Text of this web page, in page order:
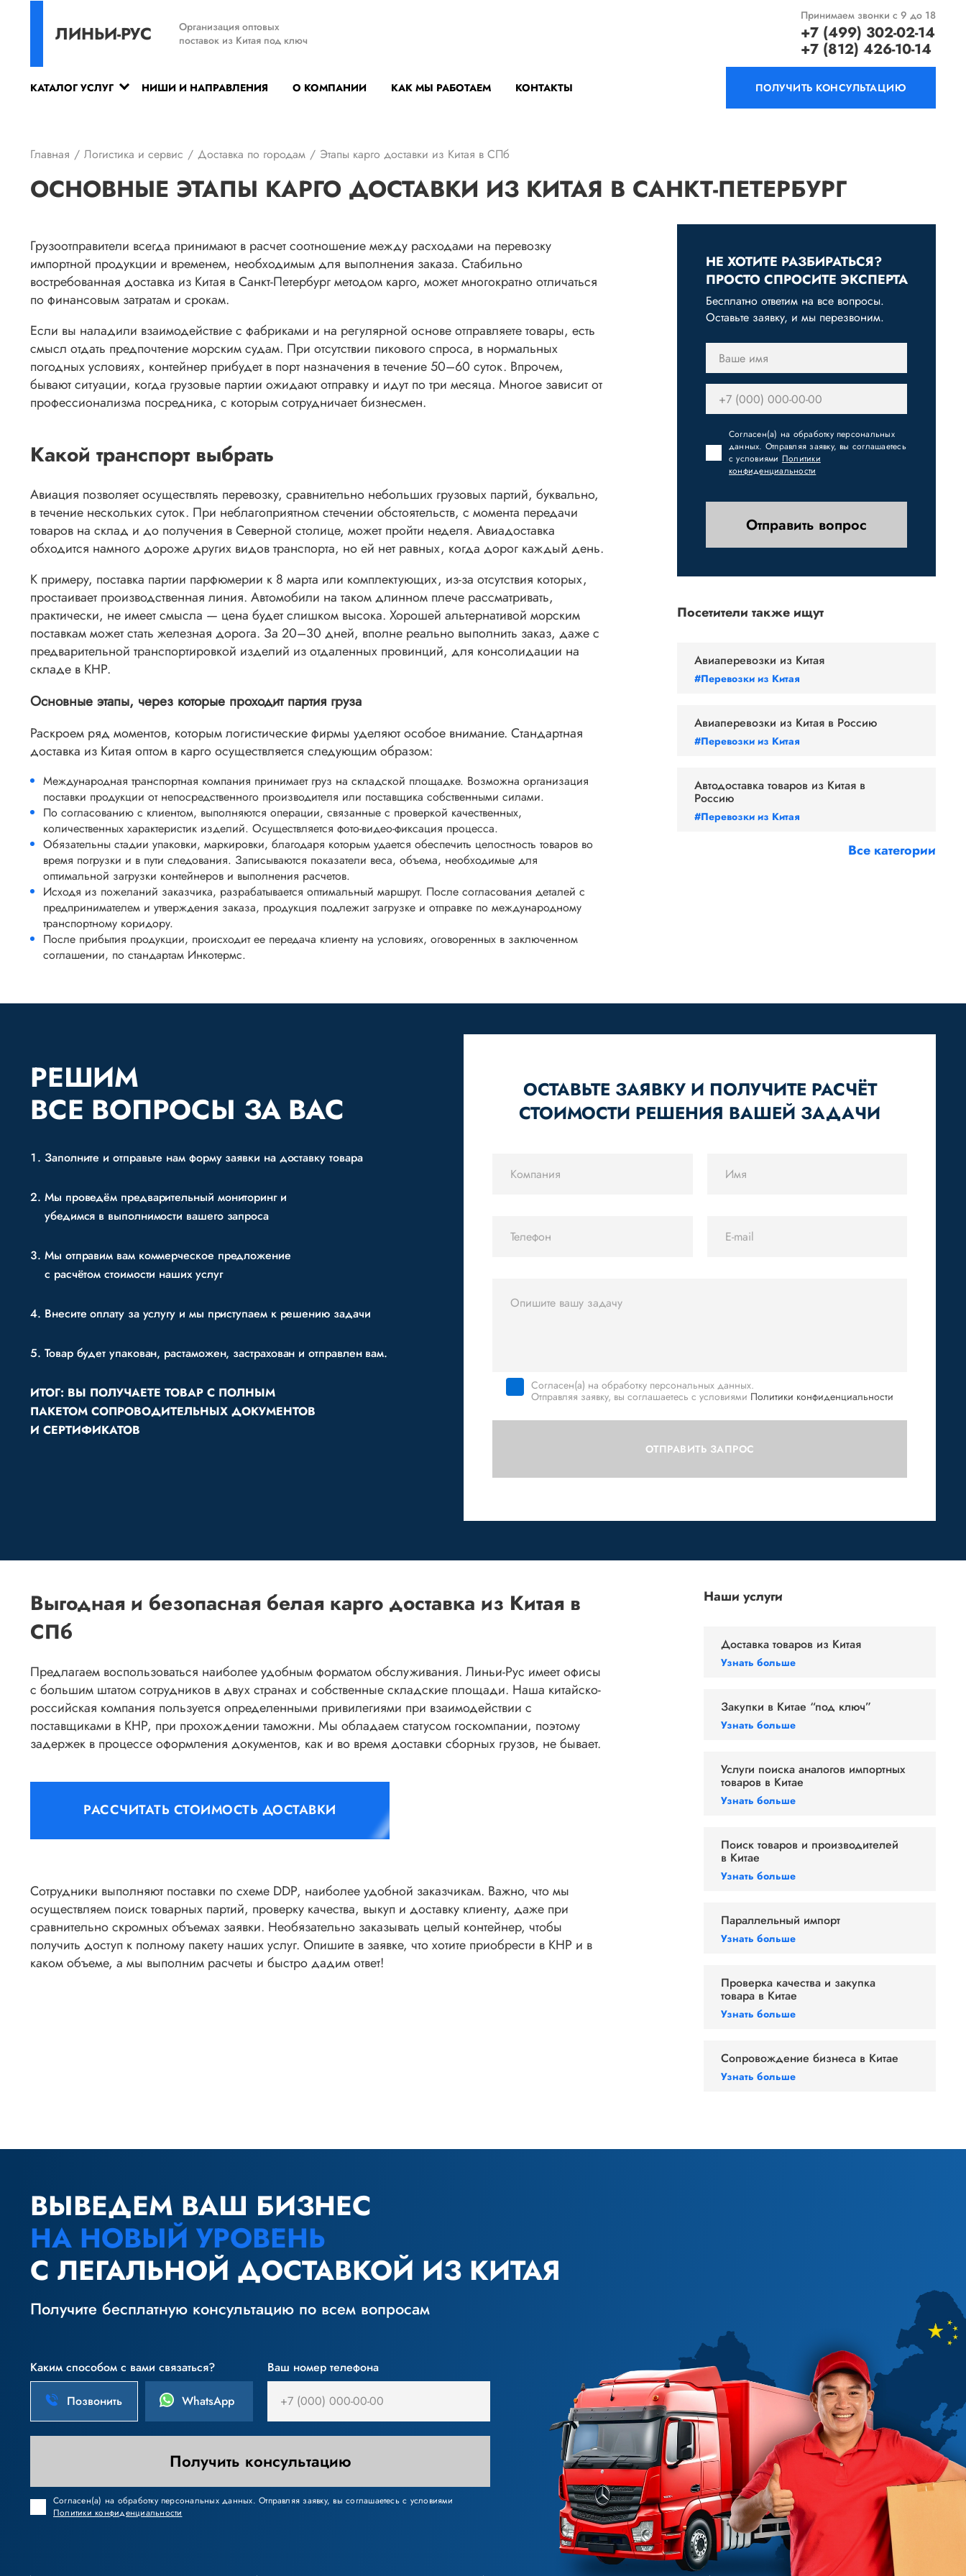
ЛИНЬИ-РУС
Организация оптовых
поставок из Китая под ключ
Принимаем звонки с 9 до 18
+7 (499) 302-02-14
+7 (812) 426-10-14
КАТАЛОГ УСЛУГ НИШИ И НАПРАВЛЕНИЯ О КОМПАНИИ КАК МЫ РАБОТАЕМ КОНТАКТЫ ПОЛУЧИТЬ КОНСУЛЬТАЦИЮ
Главная Логистика и сервис Доставка по городам Этапы карго доставки из Китая в СПб
ОСНОВНЫЕ ЭТАПЫ КАРГО ДОСТАВКИ ИЗ КИТАЯ В САНКТ-ПЕТЕРБУРГ
Грузоотправители всегда принимают в расчет соотношение между расходами на перевозку
импортной продукции и временем, необходимым для выполнения заказа. Стабильно
востребованная доставка из Китая в Санкт-Петербург методом карго, может многократно отличаться
по финансовым затратам и срокам.
Если вы наладили взаимодействие с фабриками и на регулярной основе отправляете товары, есть
смысл отдать предпочтение морским судам. При отсутствии пикового спроса, в нормальных
погодных условиях, контейнер прибудет в порт назначения в течение 50–60 суток. Впрочем,
бывают ситуации, когда грузовые партии ожидают отправку и идут по три месяца. Многое зависит от
профессионализма посредника, с которым сотрудничает бизнесмен.
Какой транспорт выбрать
Авиация позволяет осуществлять перевозку, сравнительно небольших грузовых партий, буквально,
в течение нескольких суток. При неблагоприятном стечении обстоятельств, с момента передачи
товаров на склад и до получения в Северной столице, может пройти неделя. Авиадоставка
обходится намного дороже других видов транспорта, но ей нет равных, когда дорог каждый день.
К примеру, поставка партии парфюмерии к 8 марта или комплектующих, из-за отсутствия которых,
простаивает производственная линия. Автомобили на таком длинном плече рассматривать,
практически, не имеет смысла — цена будет слишком высока. Хорошей альтернативой морским
поставкам может стать железная дорога. За 20–30 дней, вполне реально выполнить заказ, даже с
предварительной транспортировкой изделий из отдаленных провинций, для консолидации на
складе в КНР.
Основные этапы, через которые проходит партия груза
Раскроем ряд моментов, которым логистические фирмы уделяют особое внимание. Стандартная
доставка из Китая оптом в карго осуществляется следующим образом:
Международная транспортная компания принимает груз на складской площадке. Возможна организация
поставки продукции от непосредственного производителя или поставщика собственными силами.
По согласованию с клиентом, выполняются операции, связанные с проверкой качественных,
количественных характеристик изделий. Осуществляется фото-видео-фиксация процесса.
Обязательны стадии упаковки, маркировки, благодаря которым удается обеспечить целостность товаров во
время погрузки и в пути следования. Записываются показатели веса, объема, необходимые для
оптимальной загрузки контейнеров и выполнения расчетов.
Исходя из пожеланий заказчика, разрабатывается оптимальный маршрут. После согласования деталей с
предпринимателем и утверждения заказа, продукция подлежит загрузке и отправке по международному
транспортному коридору.
После прибытия продукции, происходит ее передача клиенту на условиях, оговоренных в заключенном
соглашении, по стандартам Инкотермс.
НЕ ХОТИТЕ РАЗБИРАТЬСЯ?
ПРОСТО СПРОСИТЕ ЭКСПЕРТА
Бесплатно ответим на все вопросы.
Оставьте заявку, и мы перезвоним.
Согласен(а) на обработку персональных
данных. Отправляя заявку, вы соглашаетесь
с условиями Политики
конфиденциальности
Отправить вопрос
Посетители также ищут
Авиаперевозки из Китая
#Перевозки из Китая
Авиаперевозки из Китая в Россию
#Перевозки из Китая
Автодоставка товаров из Китая в
Россию
#Перевозки из Китая
Все категории
РЕШИМ
ВСЕ ВОПРОСЫ ЗА ВАС
Заполните и отправьте нам форму заявки на доставку товара
Мы проведём предварительный мониторинг и
убедимся в выполнимости вашего запроса
Мы отправим вам коммерческое предложение
с расчётом стоимости наших услуг
Внесите оплату за услугу и мы приступаем к решению задачи
Товар будет упакован, растаможен, застрахован и отправлен вам.
ИТОГ: ВЫ ПОЛУЧАЕТЕ ТОВАР С ПОЛНЫМ
ПАКЕТОМ СОПРОВОДИТЕЛЬНЫХ ДОКУМЕНТОВ
И СЕРТИФИКАТОВ
ОСТАВЬТЕ ЗАЯВКУ И ПОЛУЧИТЕ РАСЧЁТ
СТОИМОСТИ РЕШЕНИЯ ВАШЕЙ ЗАДАЧИ
Согласен(а) на обработку персональных данных.
Отправляя заявку, вы соглашаетесь с условиями Политики конфиденциальности
ОТПРАВИТЬ ЗАПРОС
Выгодная и безопасная белая карго доставка из Китая в
СПб
Предлагаем воспользоваться наиболее удобным форматом обслуживания. Линьи-Рус имеет офисы
с большим штатом сотрудников в двух странах и собственные складские площади. Наша китайско-
российская компания пользуется определенными привилегиями при взаимодействии с
поставщиками в КНР, при прохождении таможни. Мы обладаем статусом госкомпании, поэтому
задержек в процессе оформления документов, как и во время доставки сборных грузов, не бывает.
РАССЧИТАТЬ СТОИМОСТЬ ДОСТАВКИ
Сотрудники выполняют поставки по схеме DDP, наиболее удобной заказчикам. Важно, что мы
осуществляем поиск товарных партий, проверку качества, выкуп и доставку клиенту, даже при
сравнительно скромных объемах заявки. Необязательно заказывать целый контейнер, чтобы
получить доступ к полному пакету наших услуг. Опишите в заявке, что хотите приобрести в КНР и в
каком объеме, а мы выполним расчеты и быстро дадим ответ!
Наши услуги
Доставка товаров из Китая
Узнать больше
Закупки в Китае “под ключ”
Узнать больше
Услуги поиска аналогов импортных
товаров в Китае
Узнать больше
Поиск товаров и производителей
в Китае
Узнать больше
Параллельный импорт
Узнать больше
Проверка качества и закупка
товара в Китае
Узнать больше
Сопровождение бизнеса в Китае
Узнать больше
ВЫВЕДЕМ ВАШ БИЗНЕС
НА НОВЫЙ УРОВЕНЬ
С ЛЕГАЛЬНОЙ ДОСТАВКОЙ ИЗ КИТАЯ
Получите бесплатную консультацию по всем вопросам
Каким способом с вами связаться?
Позвонить WhatsApp
Ваш номер телефона
Получить консультацию
Согласен(а) на обработку персональных данных. Отправляя заявку, вы соглашаетесь с условиями
Политики конфиденциальности